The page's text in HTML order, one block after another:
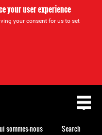
your user experience
your consent for us to set
sommes-nous
Search